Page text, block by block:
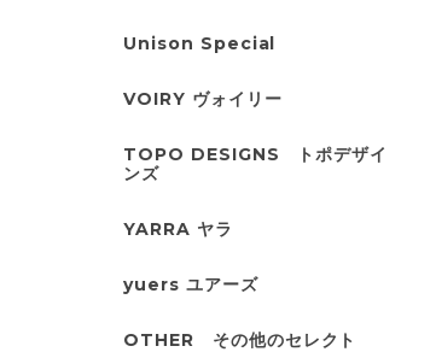
Unison Special
VOIRY ヴォイリー
TOPO DESIGNS トポデザイ
ンズ
YARRA ヤラ
yuers ユアーズ
OTHER その他のセレクト